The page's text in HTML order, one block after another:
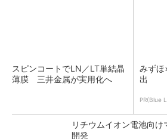
スピンコートでLN／LT単結晶
薄膜 三井金属が実用化へ
みずほ
出
PR(Blue
リチウムイオン電池向
開発